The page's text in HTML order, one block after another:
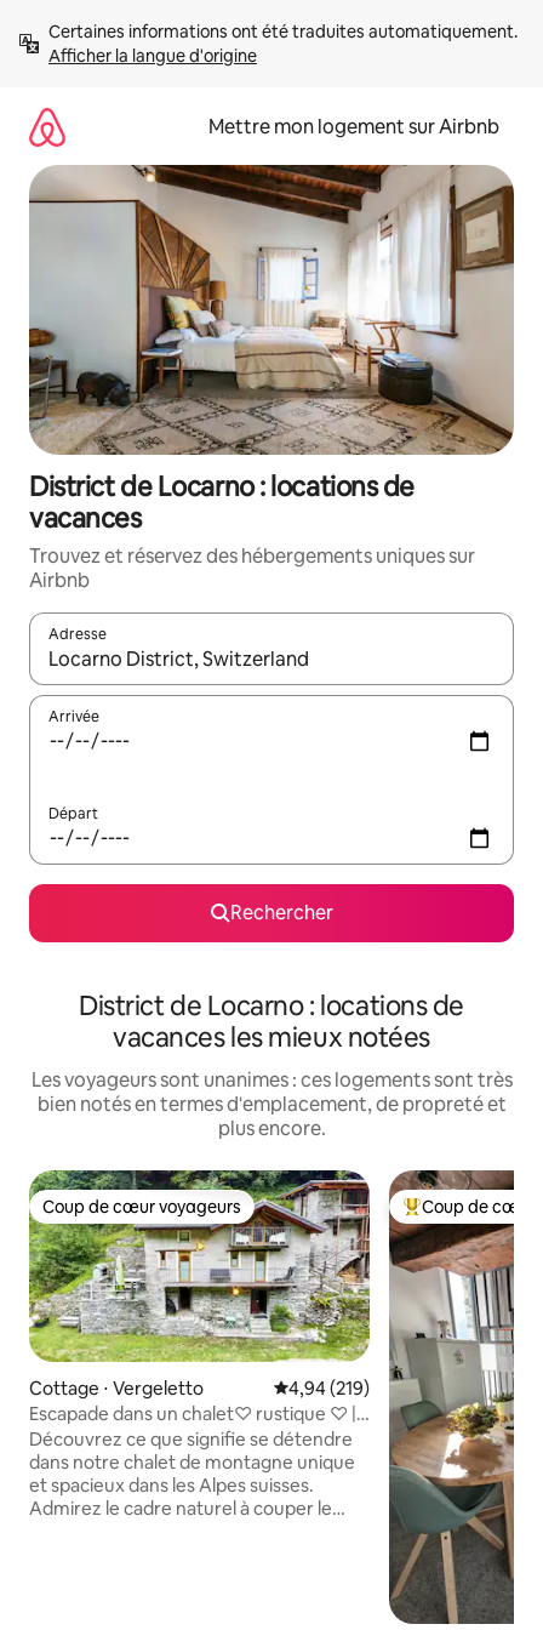
directement
Afficher la langue d'origine
Mettre mon logement sur Airbnb
District de Locarno : locations de
vacances
Trouvez et réservez des hébergements uniques sur
Airbnb
Adresse
Lorsque les résultats s'affichent, utilisez les flèches vers le
Arrivée
Départ
Rechercher
District de Locarno : locations de
vacances les mieux notées
Les voyageurs sont unanimes : ces logements sont très
bien notés en termes d'emplacement, de propreté et
plus encore.
Coup de cœur voyageurs
Coup de cœur voyageurs
Cottage ⋅ Vergeletto Évaluation moyenne sur la
4,94 (219)
Escapade dans un chalet♡ rustique ♡ |
Vue sur la montagne, barbecue, forfait
Découvrez ce que signifie se détendre
dans notre chalet de montagne unique
et spacieux dans les Alpes suisses.
Admirez le cadre naturel à couper le
Coups de cœur
Coup de cœur